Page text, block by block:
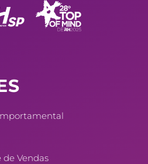
e a
g
de Vendas